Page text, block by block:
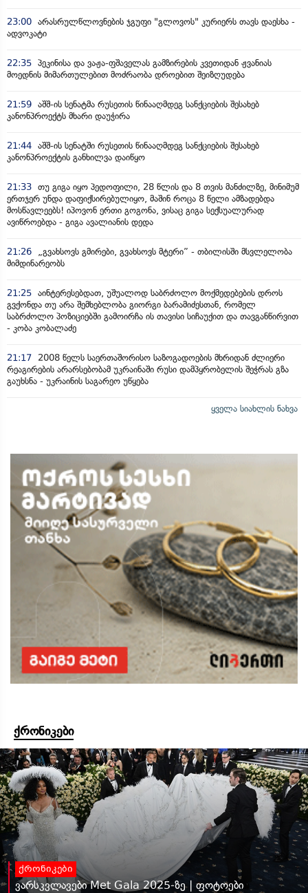
23:00 არასრულწლოვნების ჯგუფი "გლოვოს" კურიერს თავს დაესხა -
ადვოკატი
22:35 პეკინისა და ვაჟა-ფშაველას გამზირების კვეთიდან ჟვანიას
მოედნის მიმართულებით მოძრაობა დროებით შეიზღუდება
21:59 აშშ-ის სენატმა რუსეთის წინააღმდეგ სანქციების შესახებ
კანონპროექტს მხარი დაუჭირა
21:44 აშშ-ის სენატში რუსეთის წინააღმდეგ სანქციების შესახებ
კანონპროექტის განხილვა დაიწყო
21:33 თუ გიგა იყო პედოფილი, 28 წლის და 8 თვის მანძილზე, მინიმუმ
ერთჯერ უნდა დაფიქსირებულიყო, მაშინ როცა 8 წელი ამზადებდა
მოსწავლეებს! იპოვონ ერთი გოგონა, ვისაც გიგა სექსუალურად
ავიწროებდა - გიგა ავალიანის დედა
21:26
„გვახსოვს გმირები, გვახსოვს მტერი” - თბილისში მსვლელობა
მიმდინარეობს
21:25 აინტერესებდათ, უშუალოდ საბრძოლო მოქმედებების დროს
გვქონდა თუ არა შემხებლობა გიორგი ბარამიძესთან, რომელ
საბრძოლო პოზიციებში გამოირჩა ის თავისი სიჩაუქით და თავგანწირვით
- კობა კობალაძე
21:17
2008 წელს საერთაშორისო საზოგადოების მხრიდან ძლიერი
რეაგირების არარსებობამ უკრაინაში რუსი დამპყრობელის შეჭრას გზა
გაუხსნა - უკრაინის საგარეო უწყება
ყველა სიახლის ნახვა
ქრონიკები
ქრონიკები
ვარსკვლავები Met Gala 2025-ზე | ფოტოები